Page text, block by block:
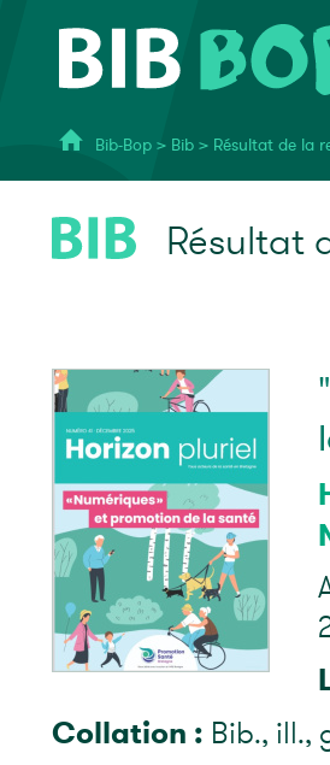
Bib-Bop > Bib > Résultat de la
Résultat
Collation : Bib., ill.,